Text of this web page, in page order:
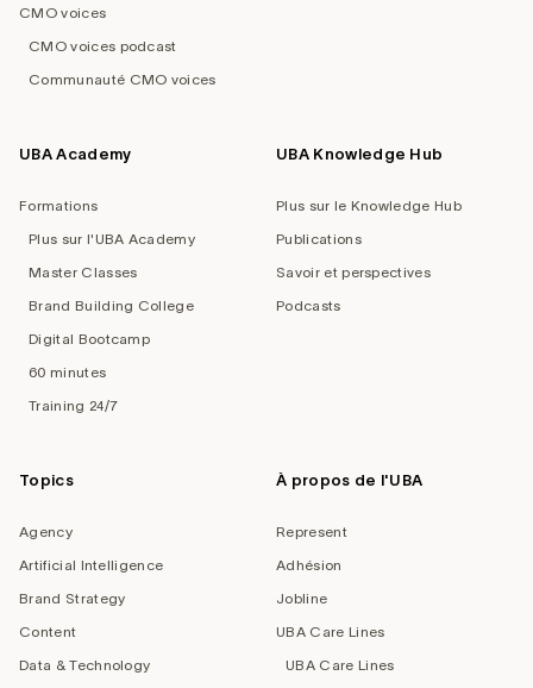
CMO voices
CMO voices podcast
Communauté CMO voices
UBA Academy
Formations
Plus sur l'UBA Academy
Master Classes
Brand Building College
Digital Bootcamp
60 minutes
Training 24/7
UBA Knowledge Hub
Plus sur le Knowledge Hub
Publications
Savoir et perspectives
Podcasts
Topics
Agency
Artificial Intelligence
Brand Strategy
Content
Data & Technology
À propos de l'UBA
Represent
Adhésion
Jobline
UBA Care Lines
UBA Care Lines